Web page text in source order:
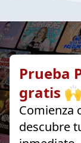
Prueba
gratis 🙌
Comienza
descubre